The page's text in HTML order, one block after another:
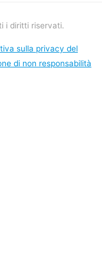
i diritti riservati.
sulla privacy del
di non responsabilità